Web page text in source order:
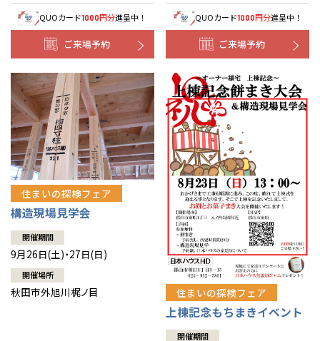
QUOカード1000円分進呈中！
ご来場予約
QUOカード1000円分進呈中！
ご来場予約
住まいの探検フェア
構造現場見学会
開催期間
9月26日(土)・27日(日)
開催場所
秋田市外旭川梶ノ目 住まいの探検フェア
上棟記念もちまきイベント
開催期間